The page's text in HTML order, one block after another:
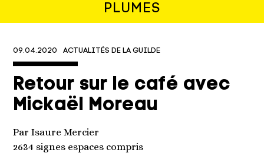
PLUMES
09.04.2020 ACTUALITÉS DE LA GUILDE
Retour sur le café avec
Mickaël Moreau
Par Isaure Mercier
2634 signes espaces compris